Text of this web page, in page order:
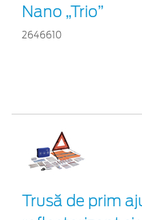
Nano „Trio”
2646610
Trusă de prim